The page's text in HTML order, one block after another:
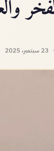
23 سبتمبر، 2025